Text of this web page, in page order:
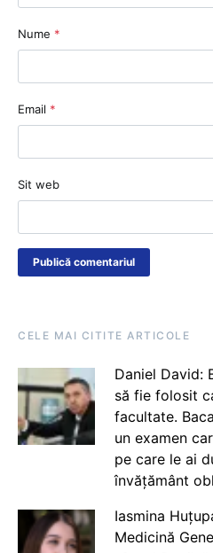
Nume *
Email *
Sit web
CELE MAI CITITE ARTICOLE
Daniel David:
să fie folosit
facultate.
un examen
pe care le ai
învățământ
Iasmina
Medicină